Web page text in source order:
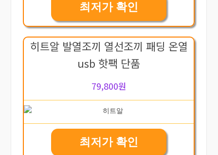
최저가 확인
히트알 발열조끼 열선조끼 패딩 온열
usb 핫팩 단품
79,800원
최저가 확인